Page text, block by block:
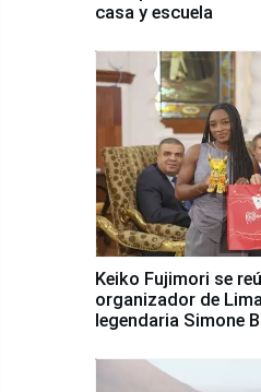
casa y escuela
Keiko Fujimori se
organizador de
legendaria Simone